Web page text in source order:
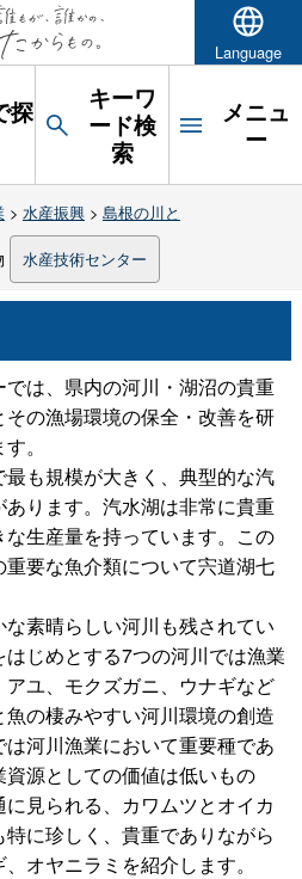
Language
探
キーワ
ード検
索
メニュ
ー
> 水産振興> 島根の川と
水産技術センター
は、県内の河川・湖沼の貴重
の漁場環境の保全・改善を研
。
も規模が大きく、典型的な汽
ります。汽水湖は非常に貴重
生産量を持っています。この
要な魚介類について宍道湖七
素晴らしい河川も残されてい
じめとする7つの河川では漁業
ユ、モクズガニ、ウナギなど
の棲みやすい河川環境の創造
河川漁業において重要種であ
源としての価値は低いもの
見られる、カワムツとオイカ
に珍しく、貴重でありながら
オヤニラミを紹介します。